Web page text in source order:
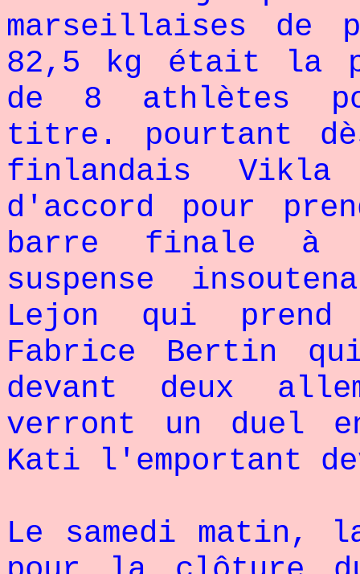
marseillaises de
82,5 kg était la
de 8 athlètes
titre. pourtant
finlandais
d'accord pour
barre finale à
suspense
Lejon qui
Fabrice Bertin
devant deux
verront un duel
Kati l'emportant
Le samedi matin,